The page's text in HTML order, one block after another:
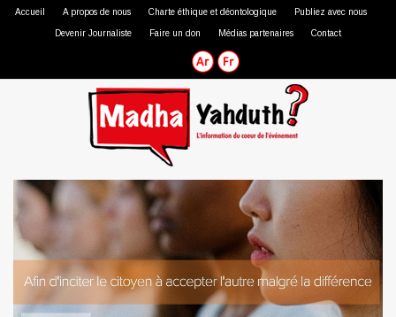
Accueil A propos de nous Charte éthique et déontologique Publiez avec nous
Devenir Journaliste Faire un don Médias partenaires Contact